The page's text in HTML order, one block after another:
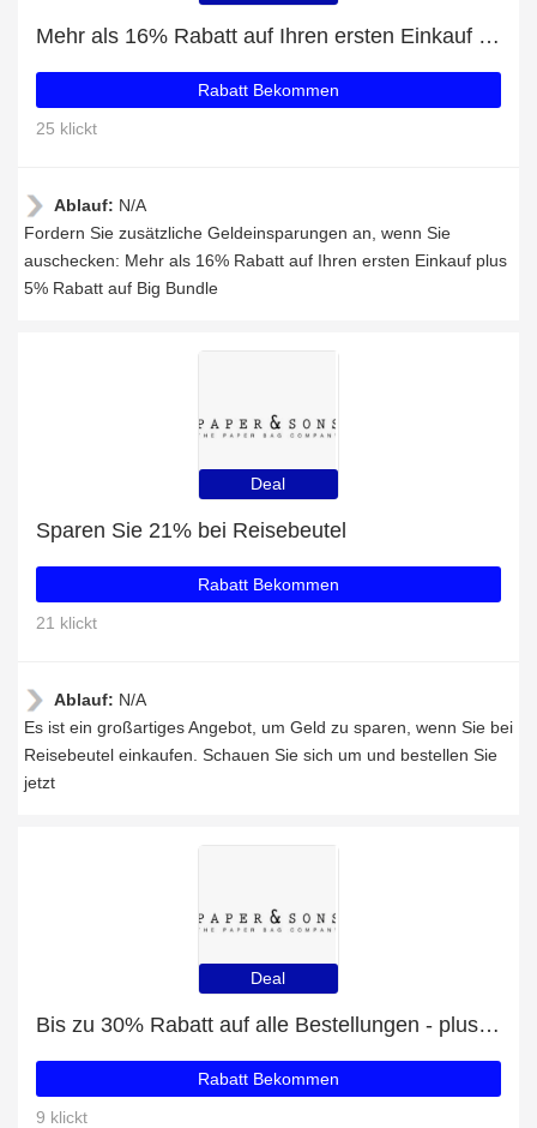
Mehr als 16% Rabatt auf Ihren ersten Einkauf plus 5% Rabatt auf Big Bundle
Rabatt Bekommen
25 klickt
Ablauf: N/A
Fordern Sie zusätzliche Geldeinsparungen an, wenn Sie
auschecken: Mehr als 16% Rabatt auf Ihren ersten Einkauf plus
5% Rabatt auf Big Bundle
Deal
Sparen Sie 21% bei Reisebeutel
Rabatt Bekommen
21 klickt
Ablauf: N/A
Es ist ein großartiges Angebot, um Geld zu sparen, wenn Sie bei
Reisebeutel einkaufen. Schauen Sie sich um und bestellen Sie
jetzt
Deal
Bis zu 30% Rabatt auf alle Bestellungen - plus Mini Bundle mit 12% Rabatt
Rabatt Bekommen
9 klickt